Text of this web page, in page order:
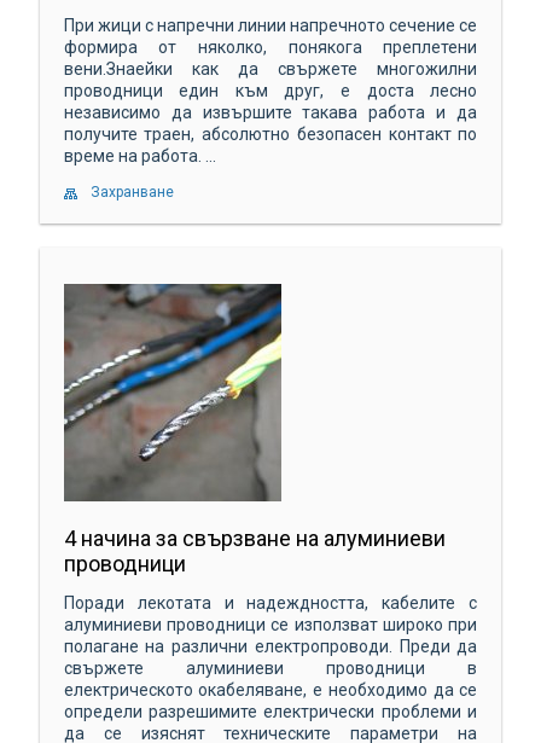
При жици с напречни линии напречното сечение се
формира от няколко, понякога преплетени
вени.Знаейки как да свържете многожилни
проводници един към друг, е доста лесно
независимо да извършите такава работа и да
получите траен, абсолютно безопасен контакт по
време на работа. ...
Захранване
4 начина за свързване на алуминиеви
проводници
Поради лекотата и надеждността, кабелите с
алуминиеви проводници се използват широко при
полагане на различни електропроводи. Преди да
свържете алуминиеви проводници в
електрическото окабеляване, е необходимо да се
определи разрешимите електрически проблеми и
да се изяснят техническите параметри на